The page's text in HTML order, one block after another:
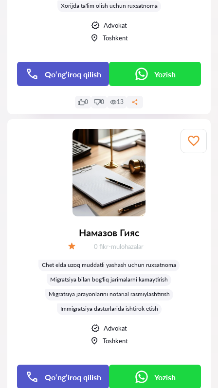
Xorijda ta'lim olish uchun ruxsatnoma
Advokat
Toshkent
Qo‘ng‘iroq qilish Yozish
0 0 13
Намазов Гияс
Fikrlar:
0 fikr-mulohazalar
Chet elda uzoq muddatli yashash uchun ruxsatnoma
Migratsiya bilan bog'liq jarimalarni kamaytirish
Migratsiya jarayonlarini notarial rasmiylashtirish
Immigratsiya dasturlarida ishtirok etish
Advokat
Toshkent
Qo‘ng‘iroq qilish Yozish